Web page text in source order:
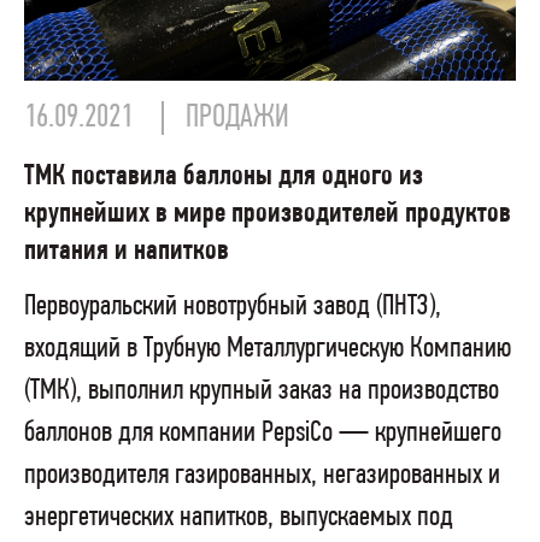
16.09.2021 ПРОДАЖИ
ТМК поставила баллоны для одного из
крупнейших в мире производителей продуктов
питания и напитков
Первоуральский новотрубный завод (ПНТЗ),
входящий в Трубную Металлургическую Компанию
(ТМК), выполнил крупный заказ на производство
баллонов для компании PepsiCo — крупнейшего
производителя газированных, негазированных и
энергетических напитков, выпускаемых под